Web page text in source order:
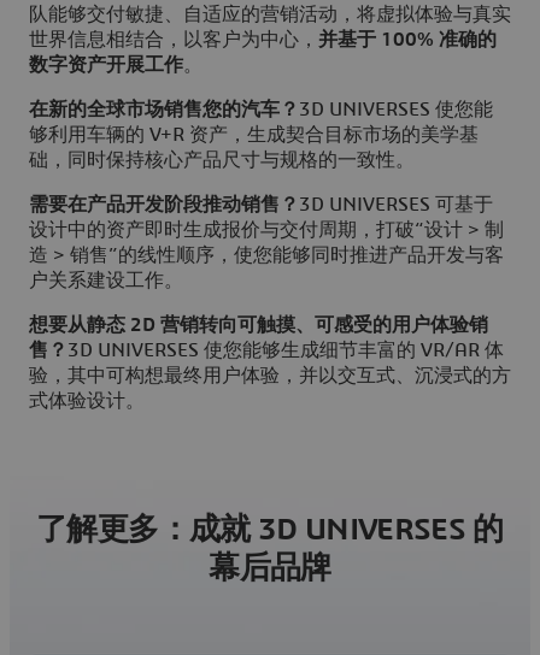
队能够交付敏捷、自适应的营销活动，将虚拟体验与真实
世界信息相结合，以客户为中心， 并基于 100% 准确的
数字资产开展工作。
在新的全球市场销售您的汽车？ 3D UNIVERSES 使您能
够利用车辆的 V+R 资产，生成契合目标市场的美学基
础，同时保持核心产品尺寸与规格的一致性。
需要在产品开发阶段推动销售？ 3D UNIVERSES 可基于
设计中的资产即时生成报价与交付周期，打破“设计 > 制
造 > 销售”的线性顺序，使您能够同时推进产品开发与客
户关系建设工作。
想要从静态 2D 营销转向可触摸、可感受的用户体验销
售？ 3D UNIVERSES 使您能够生成细节丰富的 VR/AR 体
验，其中可构想最终用户体验，并以交互式、沉浸式的方
式体验设计。
了解更多：成就 3D UNIVERSES 的
幕后品牌